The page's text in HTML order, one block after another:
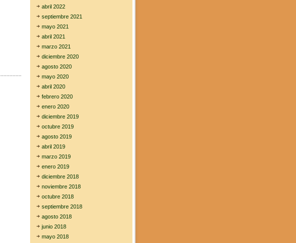
abril 2022
septiembre 2021
mayo 2021
abril 2021
marzo 2021
diciembre 2020
agosto 2020
mayo 2020
abril 2020
febrero 2020
enero 2020
diciembre 2019
octubre 2019
agosto 2019
abril 2019
marzo 2019
enero 2019
diciembre 2018
noviembre 2018
octubre 2018
septiembre 2018
agosto 2018
junio 2018
mayo 2018